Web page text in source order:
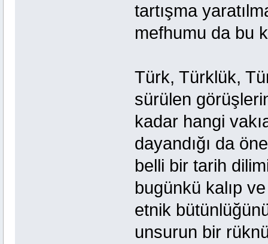
tartışma
mefhumu da bu
Türk, Türklük,
sürülen
kadar hangi
dayandığı da
belli bir tarih
bugünkü kalıp
etnik
unsurun bir